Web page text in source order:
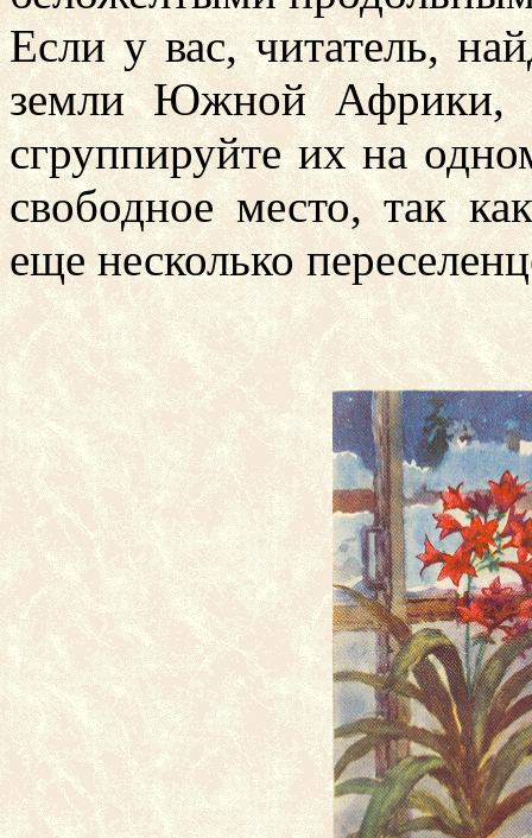
Если у вас, читатель,
земли Южной Африки,
сгруппируйте их на
свободное место, так
еще несколько